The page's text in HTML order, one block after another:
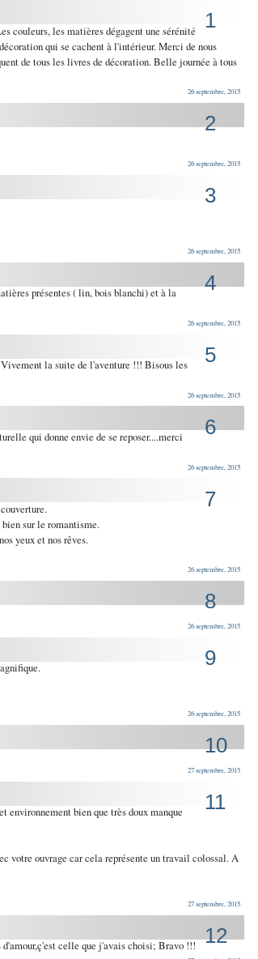
1
couleurs, les matières dégagent une sérénité
qui se cachent à l'intérieur. Merci de nous
de tous les livres de décoration. Belle journée à tous
26 septembre, 2015
2
26 septembre, 2015
3
26 septembre, 2015
4
présentes ( lin, bois blanchi) et à la
26 septembre, 2015
5
la suite de l'aventure !!! Bisous les
26 septembre, 2015
6
qui donne envie de se reposer....merci
26 septembre, 2015
7
sur le romantisme.
yeux et nos rêves.
26 septembre, 2015
8
26 septembre, 2015
9
26 septembre, 2015
10
27 septembre, 2015
11
bien que très doux manque
votre ouvrage car cela représente un travail colossal. A
27 septembre, 2015
12
celle que j'avais choisi; Bravo !!!